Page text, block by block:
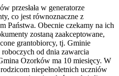
przesłała w generatorze
co jest równoznaczne z
Państwa. Obecnie czekamy na ich
zostaną zaakceptowane,
grantobiorcy, tj. Gminie
od dnia zawarcia
Ozorków ma 10 miesięcy. W
niepełnoletnich uczniów